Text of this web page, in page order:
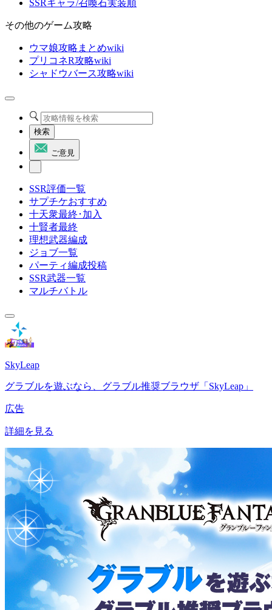
SSRキャラ/召喚石実装順
その他のゲーム攻略
ウマ娘攻略まとめwiki
プリコネR攻略wiki
シャドウバース攻略wiki
検索
ご意見
SSR評価一覧
サプチケおすすめ
十天衆最終･加入
十賢者最終
理想武器編成
ジョブ一覧
パーティ編成投稿
SSR武器一覧
マルチバトル
SkyLeap
グラブルを遊ぶなら、グラブル推奨ブラウザ「SkyLeap」
広告
詳細を見る